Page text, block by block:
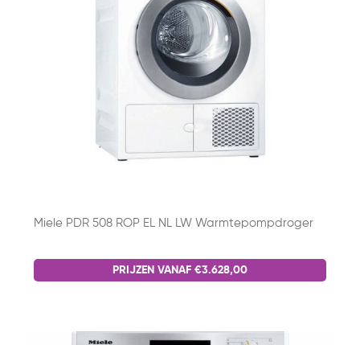
Miele PDR 508 ROP EL NL LW Warmtepompdroger
PRIJZEN VANAF €3.628,00